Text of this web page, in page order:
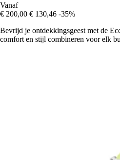
Vanaf
€ 200,00 € 130,46 -35%
Bevrijd je ontdekkingsgeest met de
comfort en stijl combineren voor elk